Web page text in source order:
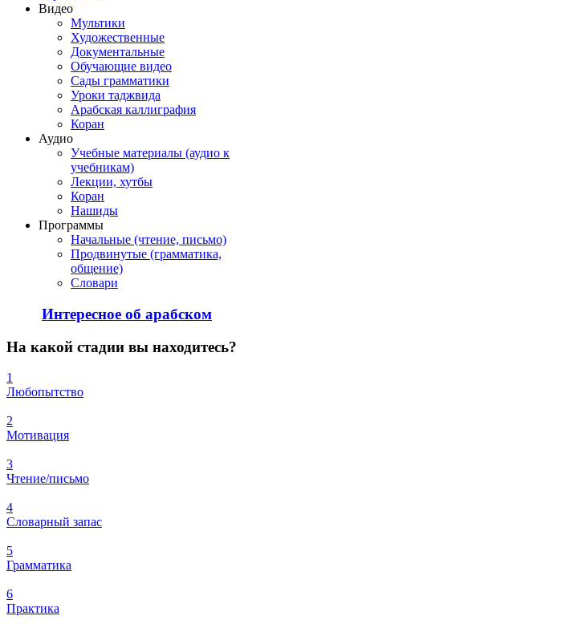
Видео
Мультики
Художественные
Документальные
Обучающие видео
Сады грамматики
Уроки таджвида
Арабская каллиграфия
Коран
Аудио
Учебные материалы (аудио к
учебникам)
Лекции, хутбы
Коран
Нашиды
Программы
Начальные (чтение, письмо)
Продвинутые (грамматика,
общение)
Словари
Интересное об арабском
На какой стадии вы находитесь?
1
Любопытство
2
Мотивация
3
Чтение/письмо
4
Словарный запас
5
Грамматика
6
Практика